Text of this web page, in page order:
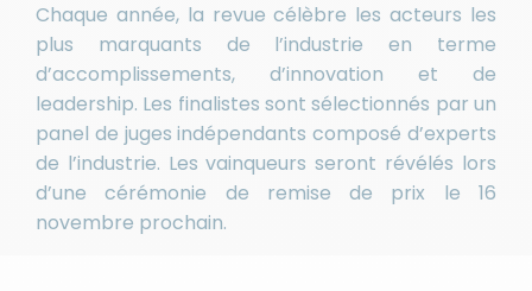
Chaque année, la revue célèbre les acteurs les
plus marquants de l’industrie en terme
d’accomplissements, d’innovation et de
leadership. Les finalistes sont sélectionnés par un
panel de juges indépendants composé d’experts
de l’industrie. Les vainqueurs seront révélés lors
d’une cérémonie de remise de prix le 16
novembre prochain.